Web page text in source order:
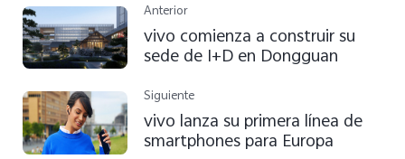
Anterior
vivo comienza a construir su
sede de I+D en Dongguan
Siguiente
vivo lanza su primera línea de
smartphones para Europa